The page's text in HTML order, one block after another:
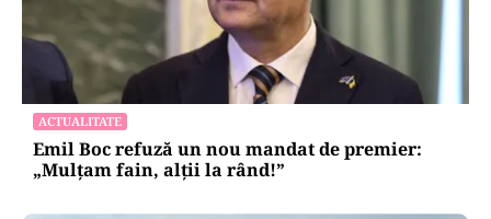
ACTUALITATE
Emil Boc refuză un nou mandat de premier:
„Mulțam fain, alții la rând!”